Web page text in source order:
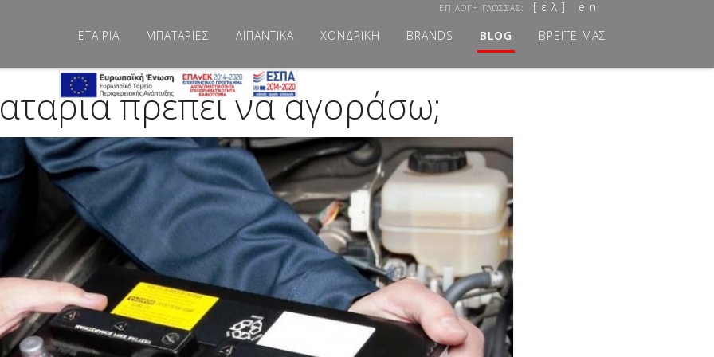
ΕΠΙΛΟΓΗ ΓΛΩΣΣΑΣ: ε λ
e n
ΕΤΑΙΡΙΑ
ΜΠΑΤΑΡΙΕΣ ΛΙΠΑΝΤΙΚΑ ΧΟΝΔΡΙΚΗ BRANDS BLOG ΒΡΕΙΤΕ ΜΑΣ
πρέπει να αγοράσω;